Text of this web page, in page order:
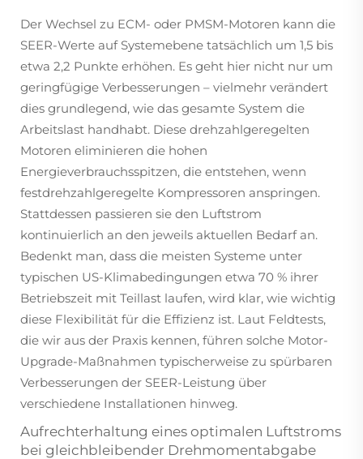
Der Wechsel zu ECM- oder PMSM-Motoren kann die
SEER-Werte auf Systemebene tatsächlich um 1,5 bis
etwa 2,2 Punkte erhöhen. Es geht hier nicht nur um
geringfügige Verbesserungen – vielmehr verändert
dies grundlegend, wie das gesamte System die
Arbeitslast handhabt. Diese drehzahlgeregelten
Motoren eliminieren die hohen
Energieverbrauchsspitzen, die entstehen, wenn
festdrehzahlgeregelte Kompressoren anspringen.
Stattdessen passieren sie den Luftstrom
kontinuierlich an den jeweils aktuellen Bedarf an.
Bedenkt man, dass die meisten Systeme unter
typischen US-Klimabedingungen etwa 70 % ihrer
Betriebszeit mit Teillast laufen, wird klar, wie wichtig
diese Flexibilität für die Effizienz ist. Laut Feldtests,
die wir aus der Praxis kennen, führen solche Motor-
Upgrade-Maßnahmen typischerweise zu spürbaren
Verbesserungen der SEER-Leistung über
verschiedene Installationen hinweg.
Aufrechterhaltung eines optimalen Luftstroms
bei gleichbleibender Drehmomentabgabe